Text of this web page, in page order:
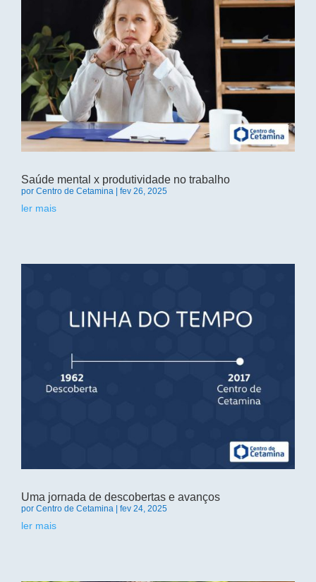
Saúde mental x produtividade no trabalho
por Centro de Cetamina fev 26, 2025
ler mais
Uma jornada de descobertas e avanços
por Centro de Cetamina fev 24, 2025
ler mais